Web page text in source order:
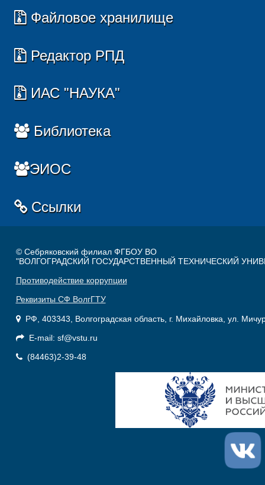
Файловое хранилище
Редактор РПД
ИАС "НАУКА"
Библиотека
ЭИОС
Ссылки
© Себряковский филиал ФГБОУ ВО
"ВОЛГОГРАДСКИЙ ГОСУДАРСТВЕННЫЙ ТЕХНИЧЕСКИЙ
Противодействие коррупции
Реквизиты СФ ВолгГТУ
РФ, 403343, Волгоградская область, г. Михайловка, ул.
E-mail: sf@vstu.ru
(84463)2-39-48